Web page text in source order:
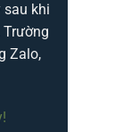
sau khi
Zalo,